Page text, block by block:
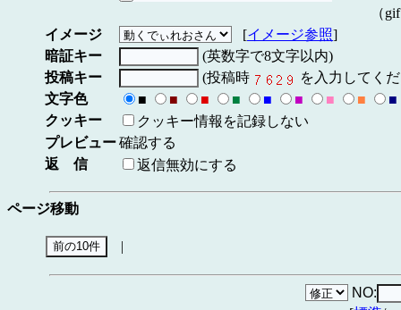
（
イメージ
[イメージ参照]
暗証キー
(英数字で8文字以内)
投稿キー
(投稿時
を入力してく
文字色
■ ■ ■ ■ ■ ■ ■ ■
■
クッキー
クッキー情報を記録しない
プレビュー確認する
返 信
返信無効にする
ページ移動
|
NO: